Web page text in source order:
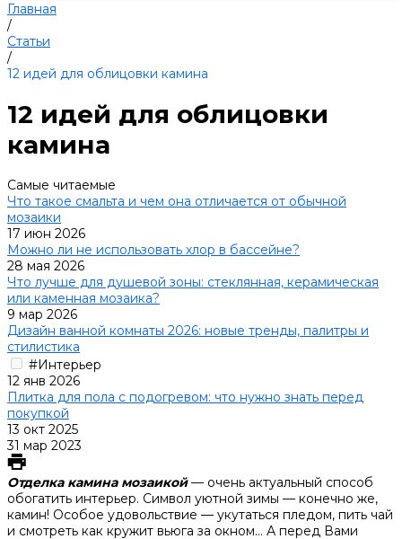
Главная
/
Статьи
/
12 идей для облицовки камина
12 идей для облицовки
камина
Самые читаемые
Что такое смальта и чем она отличается от обычной
мозаики
17 июн 2026
Можно ли не использовать хлор в бассейне?
28 мая 2026
Что лучше для душевой зоны: стеклянная, керамическая
или каменная мозаика?
9 мар 2026
Дизайн ванной комнаты 2026: новые тренды, палитры и
стилистика
#Интерьер
12 янв 2026
Плитка для пола с подогревом: что нужно знать перед
покупкой
13 окт 2025
31 мар 2023
Отделка камина мозаикой— очень актуальный способ
обогатить интерьер. Символ уютной зимы — конечно же,
камин! Особое удовольствие — укутаться пледом, пить чай
и смотреть как кружит вьюга за окном… А перед Вами